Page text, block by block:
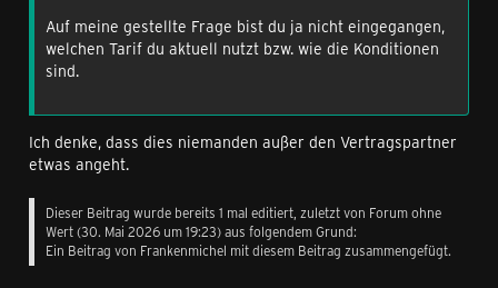
Auf meine gestellte Frage bist du ja nicht eingegangen,
welchen Tarif du aktuell nutzt bzw. wie die Konditionen
sind.
Ich denke, dass dies niemanden außer den Vertragspartner
etwas angeht.
Dieser Beitrag wurde bereits 1 mal editiert, zuletzt von Forum ohne
Wert (30. Mai 2026 um 19:23) aus folgendem Grund:
Ein Beitrag von Frankenmichel mit diesem Beitrag zusammengefügt.